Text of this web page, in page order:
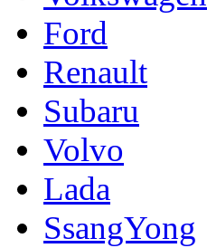
Ford
Renault
Subaru
Volvo
Lada
SsangYong